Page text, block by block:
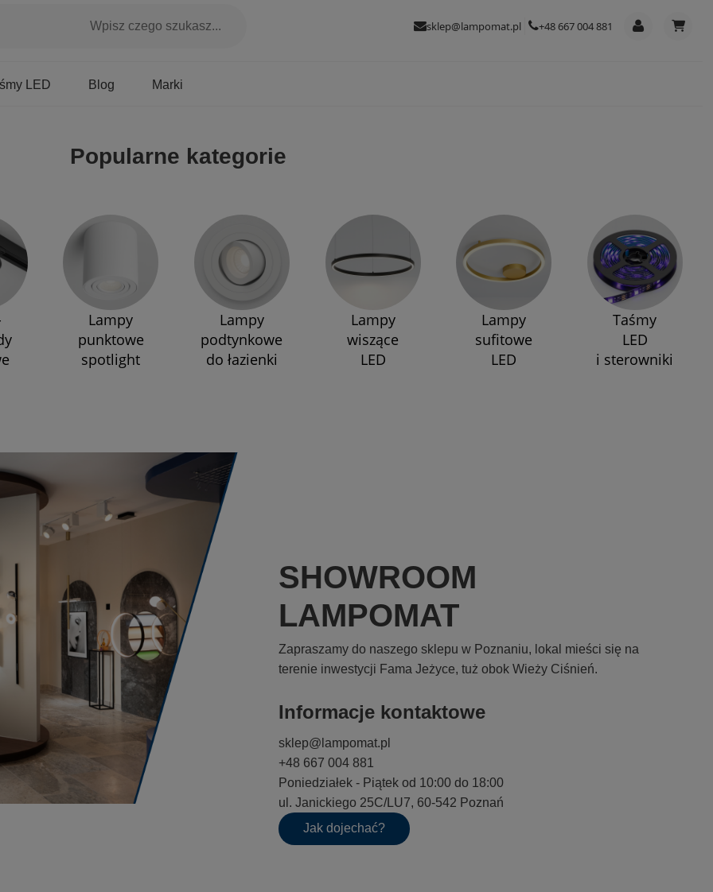
sklep@lampomat.pl +48 667 004 881
Blog
LED Marki
Popularne kategorie
Lampy
punktowe
spotlight
Lampy
podtynkowe
do łazienki
Lampy
wiszące
LED
Lampy
sufitowe
LED
Taśmy
LED
i sterowniki
SHOWROOM
LAMPOMAT
Zapraszamy do naszego sklepu w Poznaniu, lokal mieści się na
terenie inwestycji Fama Jeżyce, tuż obok Wieży Ciśnień.
Informacje kontaktowe
sklep@lampomat.pl
+48 667 004 881
Poniedziałek - Piątek od 10:00 do 18:00
ul. Janickiego 25C/LU7, 60-542 Poznań
Jak dojechać?